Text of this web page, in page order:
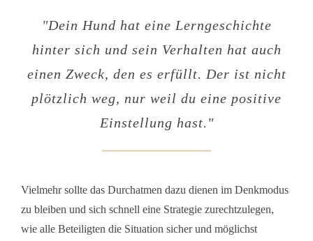
"Dein Hund hat eine Lerngeschichte
hinter sich und sein Verhalten hat auch
einen Zweck, den es erfüllt. Der ist nicht
plötzlich weg, nur weil du eine positive
Einstellung hast."
Vielmehr sollte das Durchatmen dazu dienen im Denkmodus
zu bleiben und sich schnell eine Strategie zurechtzulegen,
wie alle Beteiligten die Situation sicher und möglichst